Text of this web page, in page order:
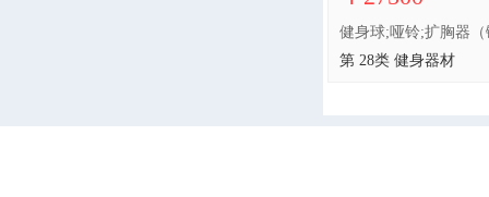
第 28类 健身器材